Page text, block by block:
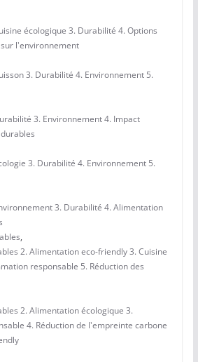
écologique 3. Durabilité 4. Options
l'environnement
3. Durabilité 4. Environnement 5.
3. Environnement 4. Impact
3. Durabilité 4. Environnement 5.
3. Durabilité 4. Alimentation
,
2. Alimentation eco-friendly 3. Cuisine
responsable 5. Réduction des
2. Alimentation écologique 3.
4. Réduction de l'empreinte carbone